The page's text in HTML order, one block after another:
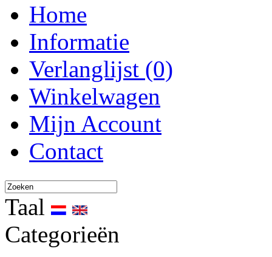
Home
Informatie
Verlanglijst (0)
Winkelwagen
Mijn Account
Contact
Taal
Categorieën